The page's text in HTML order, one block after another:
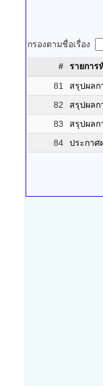
กรองตามชื่อเรื่อง
#
รายการ
81
สรุปผล
82
สรุปผลก
83
สรุปผลก
84
ประกาศ